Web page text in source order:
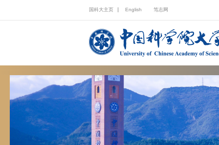
国科大主页 English 笃志网